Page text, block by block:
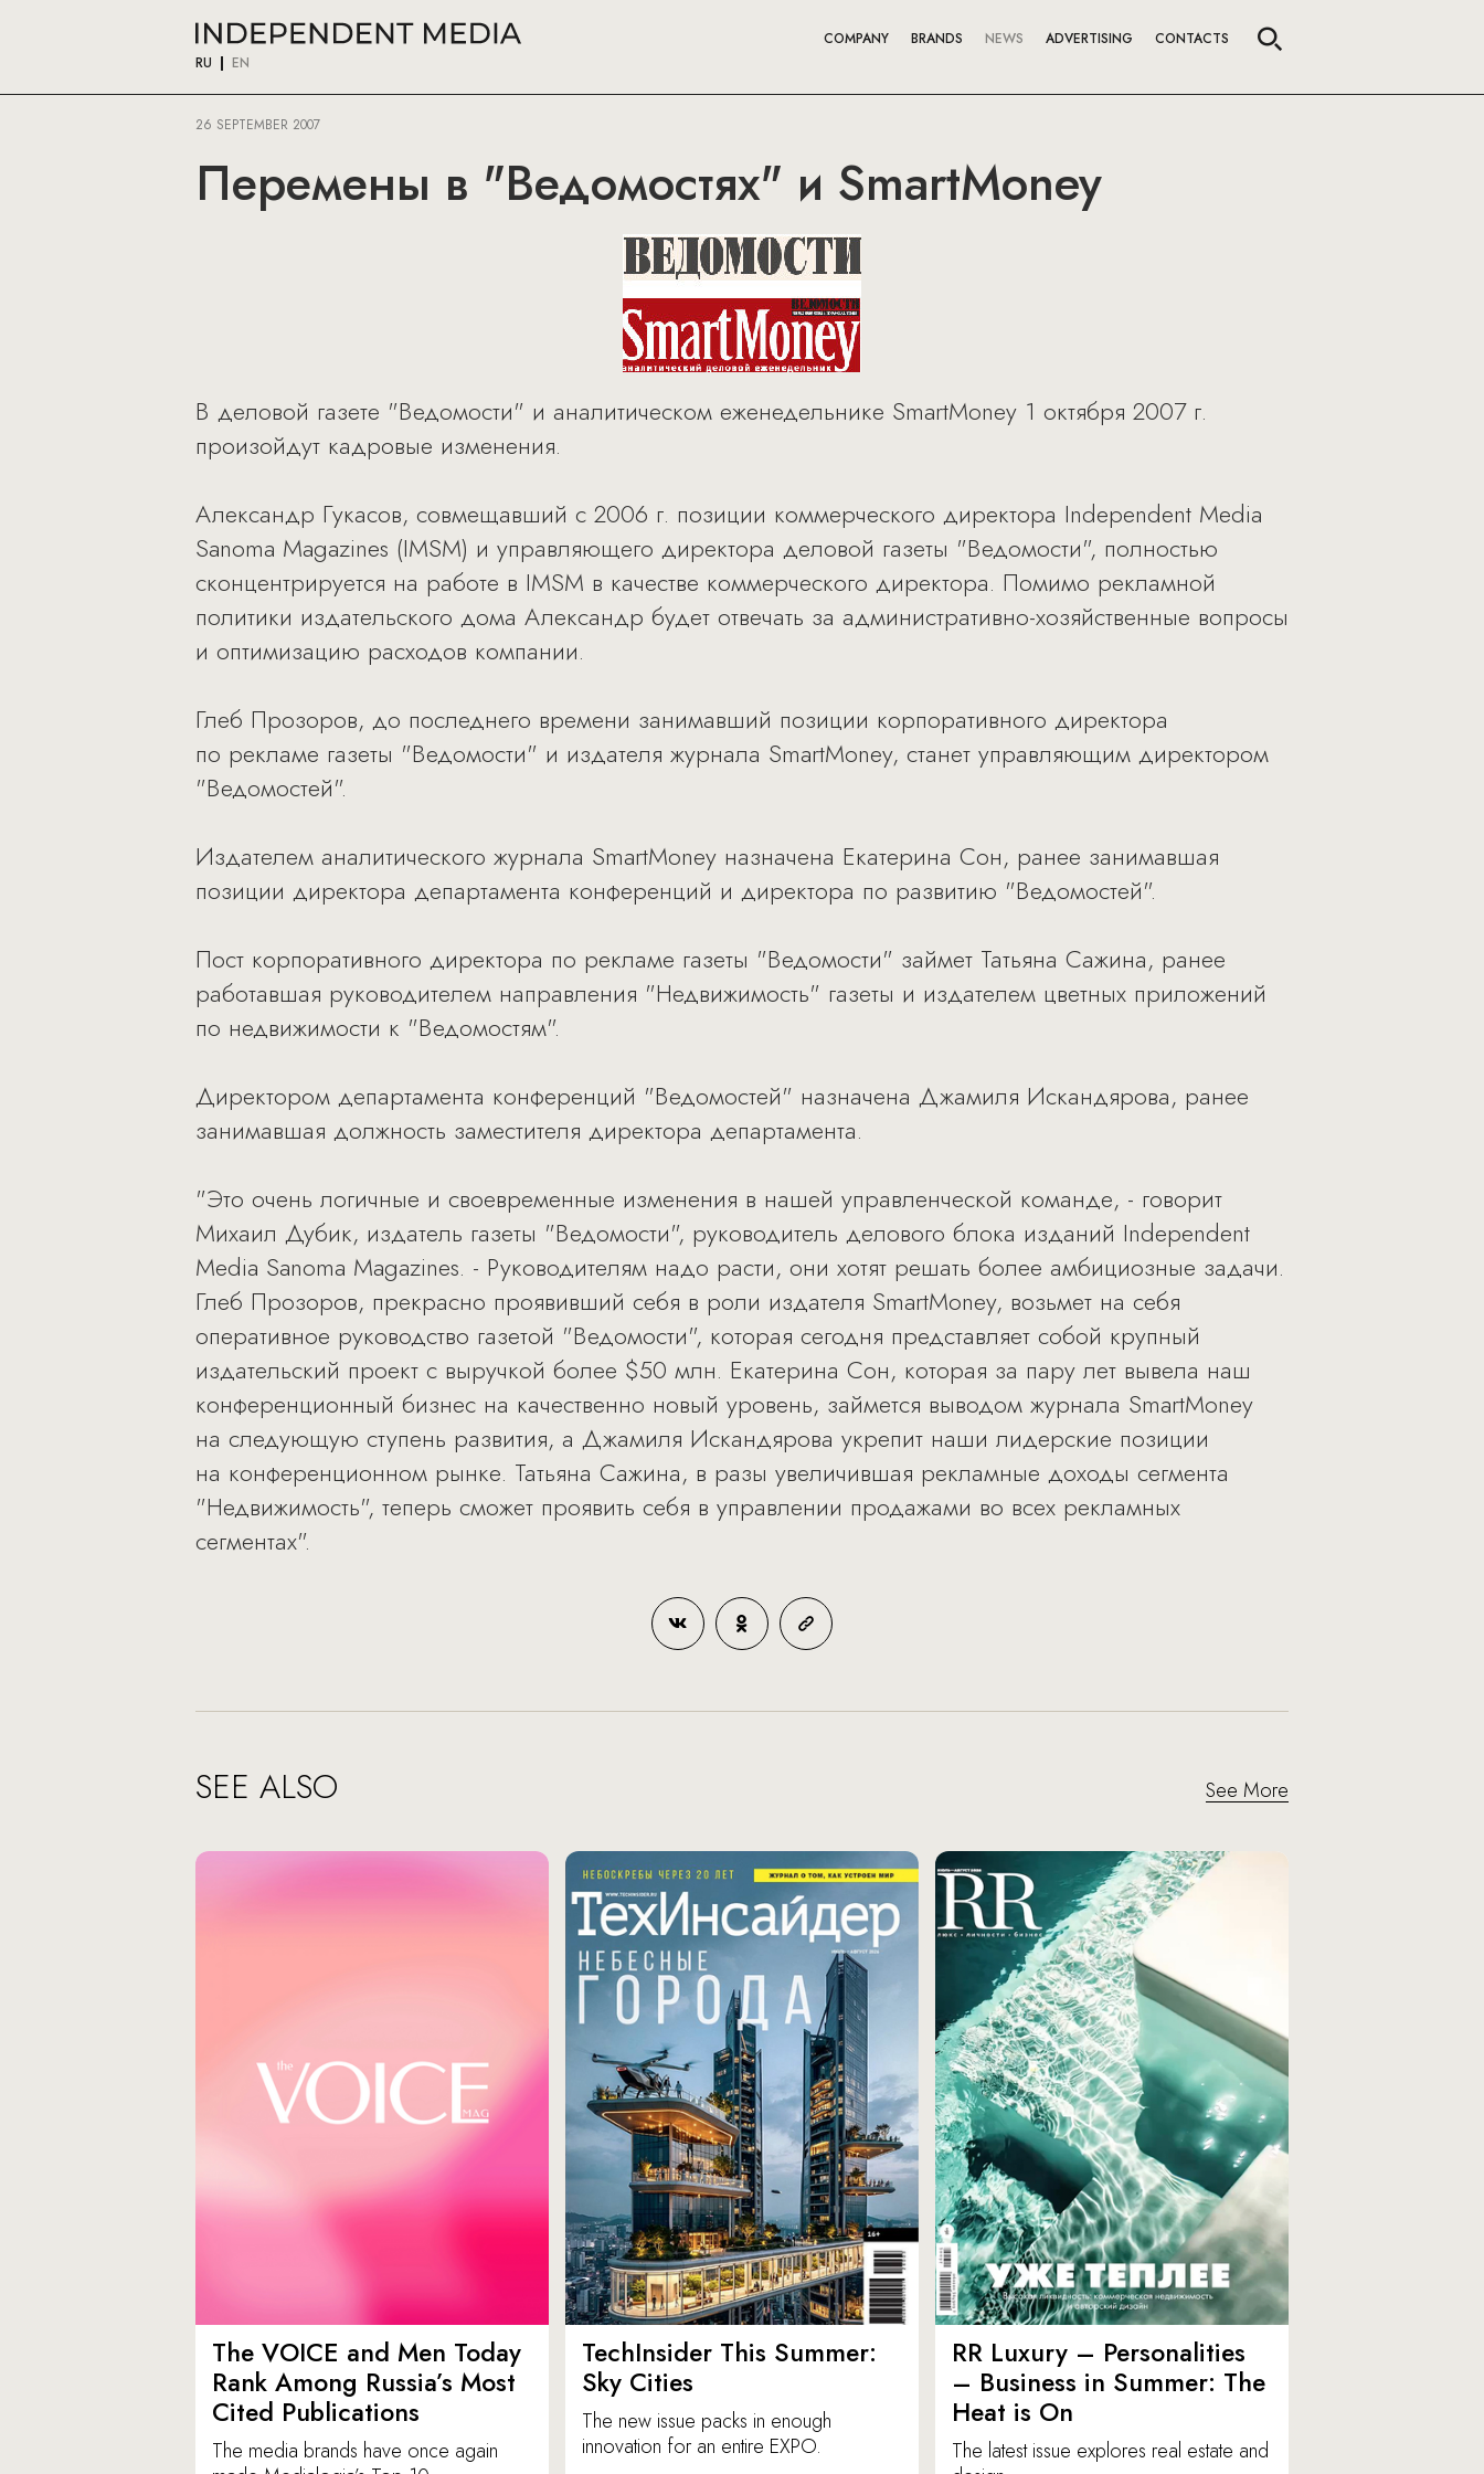
RU EN
COMPANY BRANDS NEWS ADVERTISING CONTACTS
26 SEPTEMBER 2007
Перемены в "Ведомостях" и SmartMoney
В деловой газете "Ведомости" и аналитическом еженедельнике SmartMoney 1 октября 2007 г.
произойдут кадровые изменения.
Александр Гукасов, совмещавший с 2006 г. позиции коммерческого директора Independent Media
Sanoma Magazines (IMSM) и управляющего директора деловой газеты "Ведомости", полностью
сконцентрируется на работе в IMSM в качестве коммерческого директора. Помимо рекламной
политики издательского дома Александр будет отвечать за административно-хозяйственные вопросы
и оптимизацию расходов компании.
Глеб Прозоров, до последнего времени занимавший позиции корпоративного директора
по рекламе газеты "Ведомости" и издателя журнала SmartMoney, станет управляющим директором
"Ведомостей".
Издателем аналитического журнала SmartMoney назначена Екатерина Сон, ранее занимавшая
позиции директора департамента конференций и директора по развитию "Ведомостей".
Пост корпоративного директора по рекламе газеты "Ведомости" займет Татьяна Сажина, ранее
работавшая руководителем направления "Недвижимость" газеты и издателем цветных приложений
по недвижимости к "Ведомостям".
Директором департамента конференций "Ведомостей" назначена Джамиля Искандярова, ранее
занимавшая должность заместителя директора департамента.
"Это очень логичные и своевременные изменения в нашей управленческой команде, - говорит
Михаил Дубик, издатель газеты "Ведомости", руководитель делового блока изданий Independent
Media Sanoma Magazines. - Руководителям надо расти, они хотят решать более амбициозные задачи.
Глеб Прозоров, прекрасно проявивший себя в роли издателя SmartMoney, возьмет на себя
оперативное руководство газетой "Ведомости", которая сегодня представляет собой крупный
издательский проект с выручкой более $50 млн. Екатерина Сон, которая за пару лет вывела наш
конференционный бизнес на качественно новый уровень, займется выводом журнала SmartMoney
на следующую ступень развития, а Джамиля Искандярова укрепит наши лидерские позиции
на конференционном рынке. Татьяна Сажина, в разы увеличившая рекламные доходы сегмента
"Недвижимость", теперь сможет проявить себя в управлении продажами во всех рекламных
сегментах".
SEE ALSO See More
The VOICE and Men Today
Rank Among Russia’s Most
Cited Publications
The media brands have once again
TechInsider This Summer:
Sky Cities
The new issue packs in enough
innovation for an entire EXPO.
RR Luxury – Personalities
– Business in Summer: The
Heat is On
The latest issue explores real estate and